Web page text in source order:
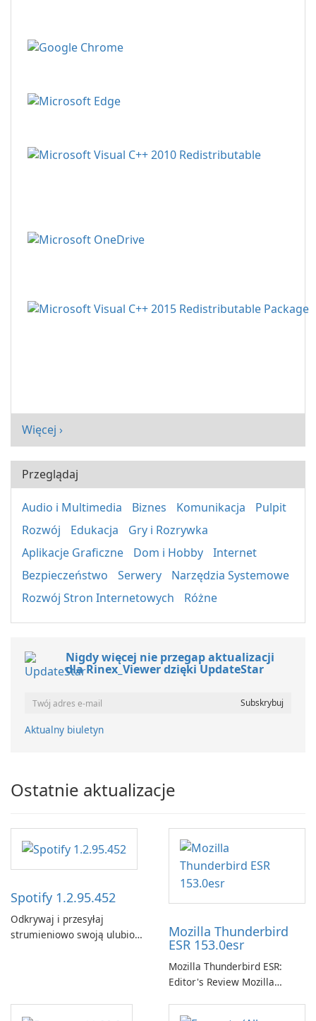
Więcej ›
Przeglądaj
Audio i Multimedia Biznes Komunikacja
Pulpit
Rozwój
Edukacja
Gry i Rozrywka
Aplikacje Graficzne
Dom i Hobby
Internet
Bezpieczeństwo
Serwery
Narzędzia Systemowe
Rozwój Stron Internetowych
Różne
Nigdy więcej nie przegap aktualizacji
dla Rinex_Viewer dzięki UpdateStar
Aktualny biuletyn
Ostatnie aktualizacje
Spotify 1.2.95.452
Odkrywaj i przesyłaj
strumieniowo swoją ulubioną
Mozilla Thunderbird
ESR 153.0esr
Mozilla Thunderbird ESR:
Editor's Review Mozilla
Support Release) is the long-